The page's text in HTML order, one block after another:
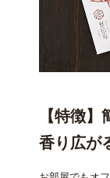
【特徴
香り広が